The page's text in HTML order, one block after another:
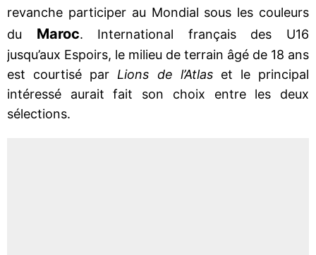
revanche participer au Mondial sous les couleurs
du Maroc. International français des U16
jusqu’aux Espoirs, le milieu de terrain âgé de 18 ans
est courtisé par Lions de l’Atlaset le principal
intéressé aurait fait son choix entre les deux
sélections.